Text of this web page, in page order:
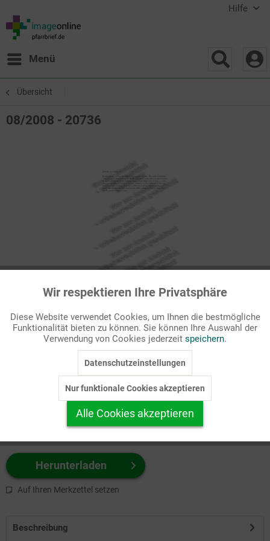
Hilfe
Menü
Übersicht
08/2008 - 20736
Passende Stichworte
Bibel, NT
zuerst Ihr Produktformat aus.
z.B. Farbe-Grafik, Schwarz-Weiß-Grafik, mit/ohne Text ...
Herunterladen
Auf Ihren Merkzettel setzen
Beschreibung
Funktionale Aktiv
Marketing Inaktiv
Personalisierung Inaktiv
Service
Wir respektieren Ihre Privatsphäre
Diese Website verwendet Cookies, um Ihnen die bestmögliche
Funktionalität bieten zu können. Sie können Ihre Auswahl der
Verwendung von Cookies jederzeit speichern.
Datenschutzeinstellungen
Nur funktionale Cookies akzeptieren
Alle Cookies akzeptieren